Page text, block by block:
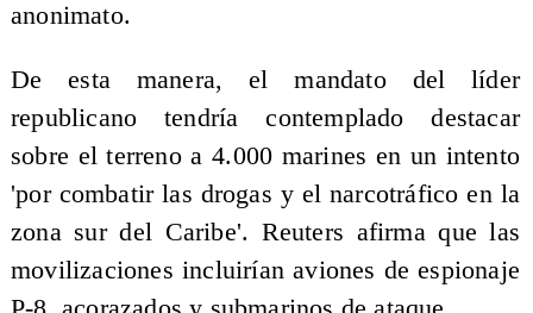
anonimato.
De esta manera, el mandato del líder
republicano tendría contemplado destacar
sobre el terreno a 4.000 marines en un intento
'por combatir las drogas y el narcotráfico en la
zona sur del Caribe'. Reuters afirma que las
movilizaciones incluirían aviones de espionaje